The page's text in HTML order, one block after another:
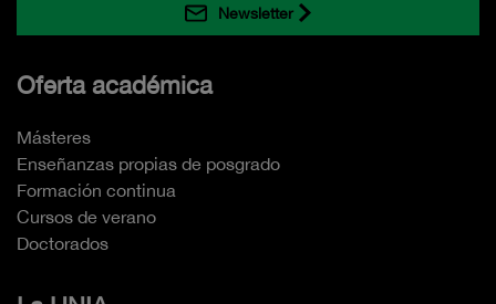
Newsletter
Oferta académica
Másteres
Enseñanzas propias de posgrado
Formación continua
Cursos de verano
Doctorados